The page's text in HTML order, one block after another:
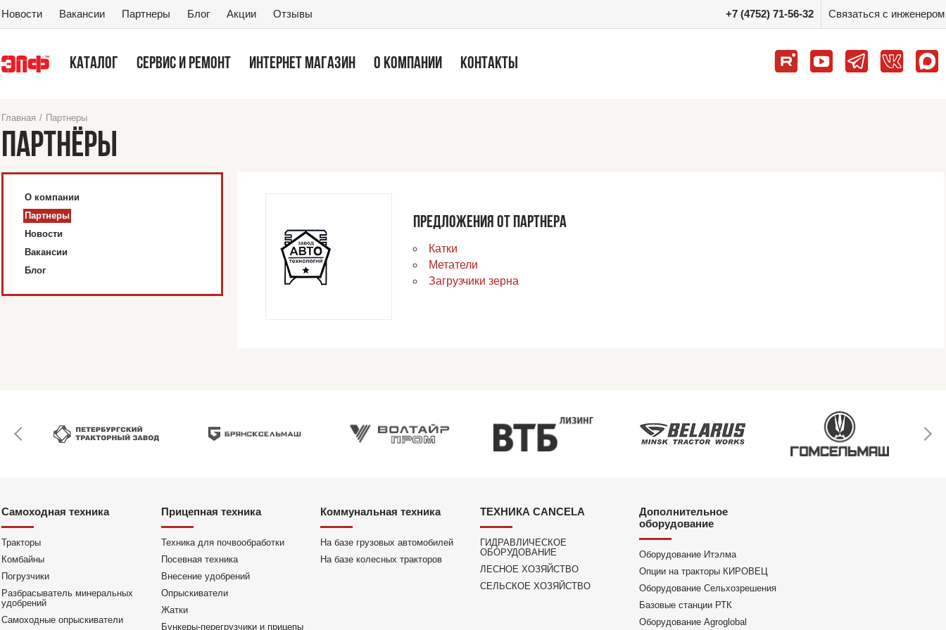
Новости Вакансии Партнеры Блог Акции Отзывы +7 (4752) 71-56-32 Связаться с инженером
КАТАЛОГ СЕРВИС И РЕМОНТ ИНТЕРНЕТ МАГАЗИН О КОМПАНИИ КОНТАКТЫ
Главная / Партнеры
ПАРТНЁРЫ
О компании
Партнеры
Новости
Вакансии
Блог
ПРЕДЛОЖЕНИЯ ОТ ПАРТНЕРА
Катки
Метатели
Загрузчики зерна
Самоходная техника
Тракторы
Комбайны
Погрузчики
Разбрасыватель минеральных
удобрений
Самоходные опрыскиватели
Прицепная техника
Техника для почвообработки
Посевная техника
Внесение удобрений
Опрыскиватели
Жатки
Бункеры-перегрузчики и прицепы
Коммунальная техника
На базе грузовых автомобилей
На базе колесных тракторов
ТЕХНИКА CANCELA
ГИДРАВЛИЧЕСКОЕ
ОБОРУДОВАНИЕ
ЛЕСНОЕ ХОЗЯЙСТВО
СЕЛЬСКОЕ ХОЗЯЙСТВО
Дополнительное
оборудование
Оборудование Итэлма
Опции на тракторы КИРОВЕЦ
Оборудование Сельхозрешения
Базовые станции РТК
Оборудование Agroglobal